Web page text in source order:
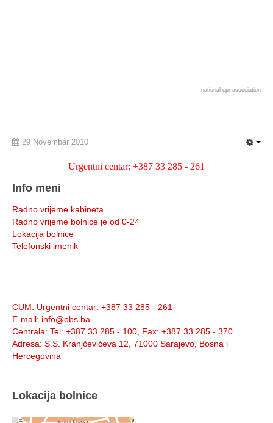
national cpr association
29 Novembar 2010
Urgentni centar: +387 33 285 - 261
Info meni
Radno vrijeme kabineta
Radno vrijeme bolnice je od 0-24
Lokacija bolnice
Telefonski imenik
CUM: Urgentni centar: +387 33 285 - 261
E-mail: info@obs.ba
Centrala: Tel: +387 33 285 - 100, Fax: +387 33 285 - 370
Adresa: S.S. Kranjčevićeva 12, 71000 Sarajevo, Bosna i
Hercegovina
Lokacija bolnice